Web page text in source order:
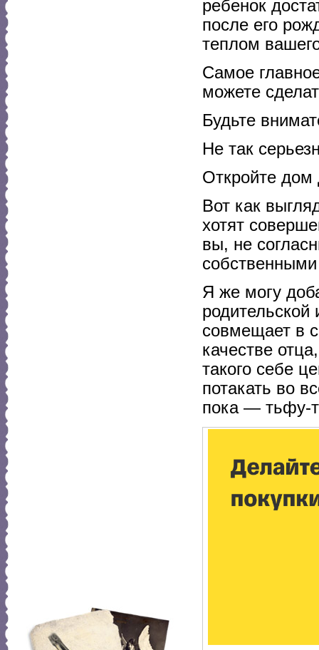
ребенок
после его
теплом
Самое
можете
Будьте
Не так
Откройте дом
Вот как
хотят
вы, не
Я же могу
родительской
совмещает в
качестве
такого себе
потакать во
пока — тьфу-